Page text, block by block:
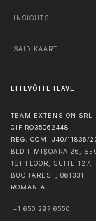
INSIGHTS
SAIDIKAART
ETTEVÕTTE TEAVE
TEAM EXTENSION SRL
CIF RO35062448
REG. COM. J40/11836/
BLD TIMIȘOARA 26,
1ST FLOOR, SUITE 127,
BUCHAREST, 061331
ROMANIA
+1 650 297 6550